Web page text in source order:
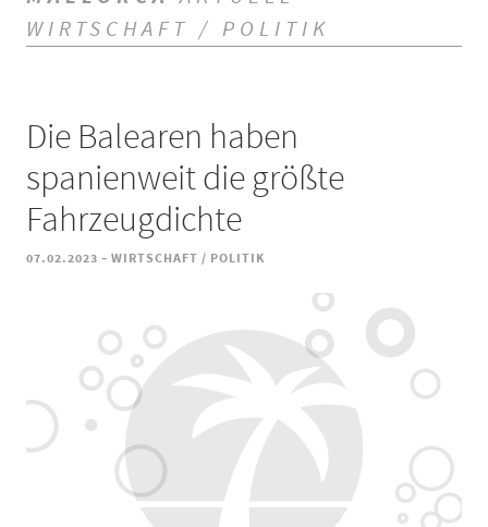
WIRTSCHAFT / POLITIK
Die Balearen haben
spanienweit die größte
Fahrzeugdichte
07.02.2023 - WIRTSCHAFT / POLITIK